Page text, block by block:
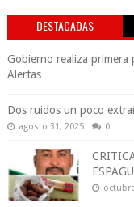
DESTACADAS
Gobierno realiza primera
Alertas
Dos ruidos un poco
agosto 31, 2025 0